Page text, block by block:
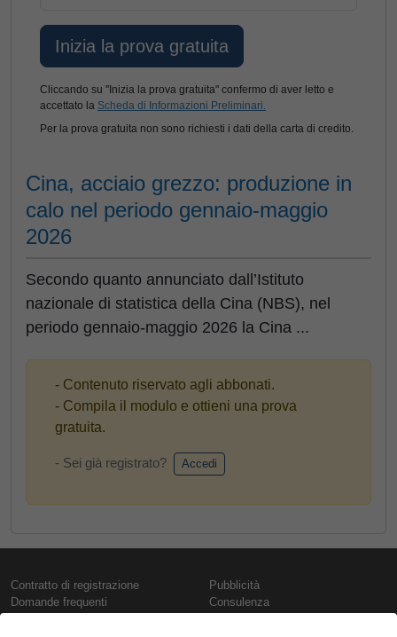
Cliccando su "Inizia la prova gratuita" confermo di aver letto e
accettato la Scheda di Informazioni Preliminari.
Per la prova gratuita non sono richiesti i dati della carta di credito.
Cina, acciaio grezzo: produzione in
calo nel periodo gennaio-maggio
2026
Secondo quanto annunciato dall’Istituto
nazionale di statistica della Cina (NBS), nel
periodo gennaio-maggio 2026 la Cina ...
- Contenuto riservato agli abbonati.
- Compila il modulo e ottieni una prova
gratuita.
- Sei già registrato? Accedi
Contratto di registrazione
Domande frequenti
Pubblicità
Consulenza